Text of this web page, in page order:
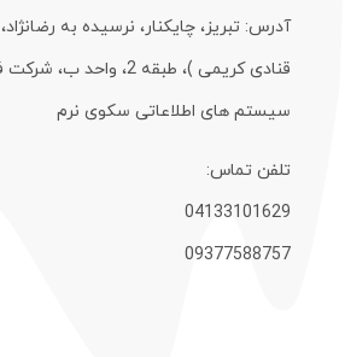
آدرس: تبریز، چایکنار، نرسیده به
قنادی کریمی )، طبقه 2،
سیستم های اطلاعاتی سکوی نرم
تلفن تماس:
04133101629
09377588757